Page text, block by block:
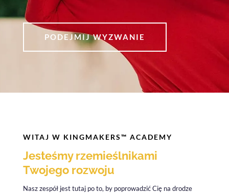
PODEJMIJ WYZWANIE
WITAJ W KINGMAKERS™ ACADEMY
Jesteśmy rzemieślnikami
Twojego rozwoju
Nasz zespół jest tutaj po to, by poprowadzić Cię na drodze